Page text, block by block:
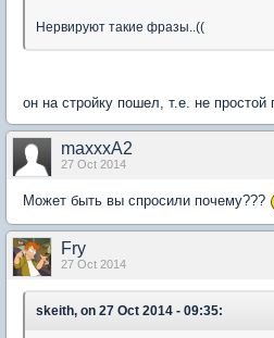
Нервируют такие фразы..((
он на стройку пошел, т.е. не простой
maxxxA2
27 Oct 2014
Может быть вы спросили почему???
Fry
27 Oct 2014
skeith, on 27 Oct 2014 - 09:35: